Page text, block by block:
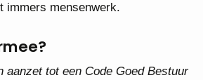
immers mensenwerk.
aanzet tot een Code Goed Bestuur